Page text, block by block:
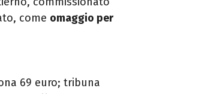
come omaggio per
69 euro; tribuna